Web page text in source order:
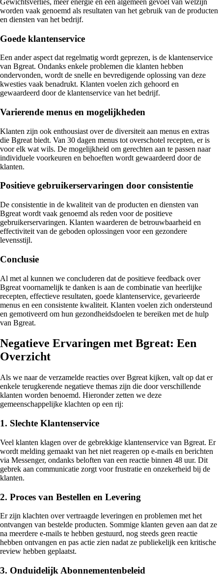
worden vaak genoemd als resultaten van het gebruik van de producten
en diensten van het bedrijf.
Goede klantenservice
Een ander aspect dat regelmatig wordt geprezen, is de klantenservice
van Bgreat. Ondanks enkele problemen die klanten hebben
ondervonden, wordt de snelle en bevredigende oplossing van deze
kwesties vaak benadrukt. Klanten voelen zich gehoord en
gewaardeerd door de klantenservice van het bedrijf.
Varierende menus en mogelijkheden
Klanten zijn ook enthousiast over de diversiteit aan menus en extras
die Bgreat biedt. Van 30 dagen menus tot overschotel recepten, er is
voor elk wat wils. De mogelijkheid om gerechten aan te passen naar
individuele voorkeuren en behoeften wordt gewaardeerd door de
klanten.
Positieve gebruikerservaringen door consistentie
De consistentie in de kwaliteit van de producten en diensten van
Bgreat wordt vaak genoemd als reden voor de positieve
gebruikerservaringen. Klanten waarderen de betrouwbaarheid en
effectiviteit van de geboden oplossingen voor een gezondere
levensstijl.
Conclusie
Al met al kunnen we concluderen dat de positieve feedback over
Bgreat voornamelijk te danken is aan de combinatie van heerlijke
recepten, effectieve resultaten, goede klantenservice, gevarieerde
menus en een consistente kwaliteit. Klanten voelen zich ondersteund
en gemotiveerd om hun gezondheidsdoelen te bereiken met de hulp
van Bgreat.
Negatieve Ervaringen met Bgreat: Een
Overzicht
Als we naar de verzamelde reacties over Bgreat kijken, valt op dat er
enkele terugkerende negatieve themas zijn die door verschillende
klanten worden benoemd. Hieronder zetten we deze
gemeenschappelijke klachten op een rij:
1. Slechte Klantenservice
Veel klanten klagen over de gebrekkige klantenservice van Bgreat. Er
wordt melding gemaakt van het niet reageren op e-mails en berichten
via Messenger, ondanks beloften van een reactie binnen 48 uur. Dit
gebrek aan communicatie zorgt voor frustratie en onzekerheid bij de
klanten.
2. Proces van Bestellen en Levering
Er zijn klachten over vertraagde leveringen en problemen met het
ontvangen van bestelde producten. Sommige klanten geven aan dat ze
na meerdere e-mails te hebben gestuurd, nog steeds geen reactie
hebben ontvangen en pas actie zien nadat ze publiekelijk een kritische
review hebben geplaatst.
3. Onduidelijk Abonnementenbeleid